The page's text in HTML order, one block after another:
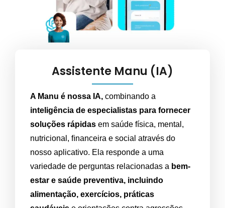
Assistente Manu (IA)
A Manu é nossa IA, combinando a
inteligência de especialistas para fornecer
soluções rápidas em saúde física, mental,
nutricional, ﬁnanceira e social através do
nosso aplicativo. Ela responde a uma
variedade de perguntas relacionadas a bem-
estar e saúde preventiva, incluindo
alimentação, exercícios, práticas